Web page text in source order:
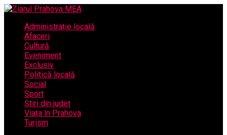
Administrație locală
Afaceri
Cultură
Eveniment
Exclusiv
Politică locală
Social
Sport
Știri din județ
Viața în Prahova
Turism